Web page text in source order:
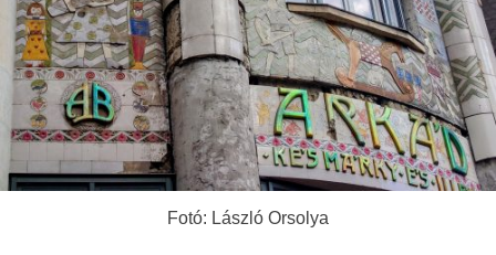
Fotó: László Orsolya